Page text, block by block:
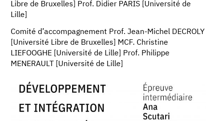
Libre de Bruxelles] Prof. Didier PARIS [Université de
Lille]
Comité d’accompagnement Prof. Jean-Michel DECROLY
[Université Libre de Bruxelles] MCF. Christine
LIEFOOGHE [Université de Lille] Prof. Philippe
MENERAULT [Université de Lille]